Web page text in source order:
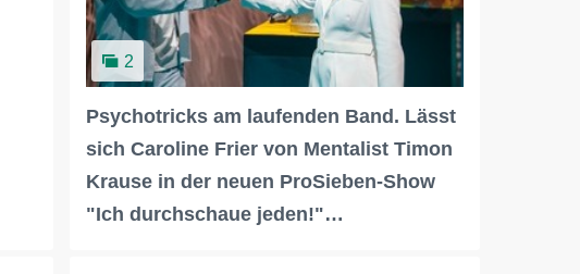
2
Psychotricks am laufenden Band. Lässt
sich Caroline Frier von Mentalist Timon
Krause in der neuen ProSieben-Show
"Ich durchschaue jeden!"…